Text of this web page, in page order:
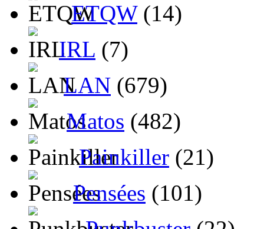
ETQW(14)
IRL (7)
LAN (679)
Matos (482)
Painkiller (21)
Pensées (101)